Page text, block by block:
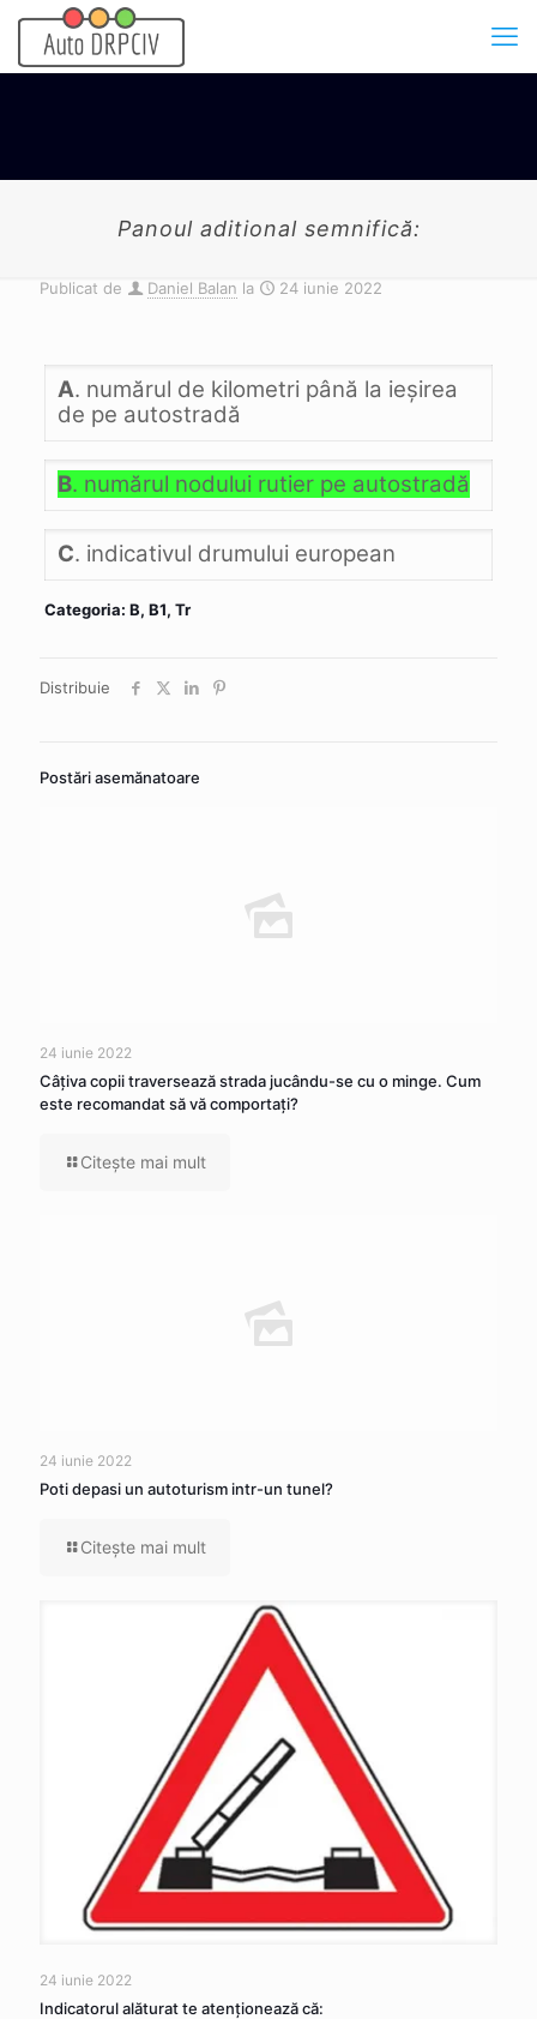
Panoul aditional semnifică:
Publicat de Daniel Balan la 24 iunie 2022
A. numărul de kilometri până la ieşirea
de pe autostradă
B. numărul nodului rutier pe autostradă
C. indicativul drumului european
Categoria: B, B1, Tr
Distribuie
Postări asemănatoare
24 iunie 2022
Câţiva copii traversează strada jucându-se cu o minge. Cum
este recomandat să vă comportaţi?
Citeşte mai mult
24 iunie 2022
Poti depasi un autoturism intr-un tunel?
Citeşte mai mult
24 iunie 2022
Indicatorul alăturat te atenţionează că: